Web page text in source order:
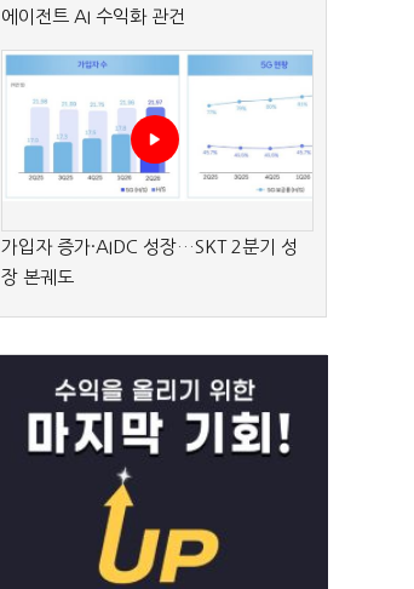
에이전트 AI 수익화 관건
가입자 증가·AIDC 성장…SKT 2분기 성
장 본궤도